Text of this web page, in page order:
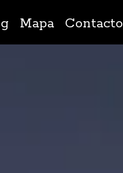
Mapa Contacto